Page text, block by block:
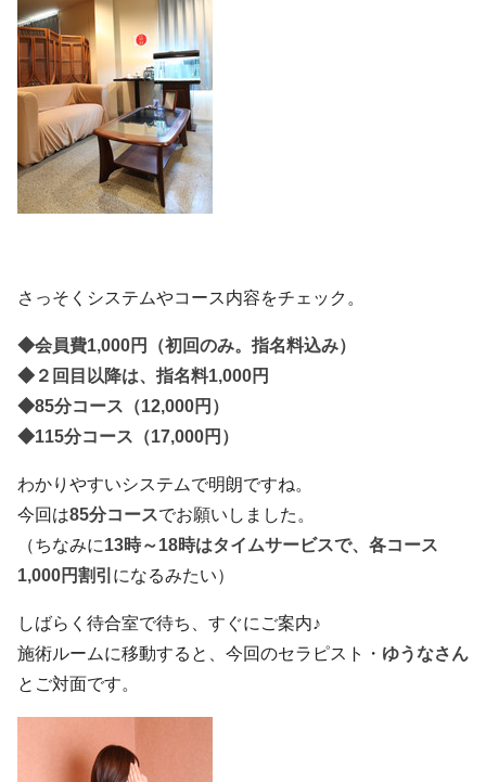
さっそくシステムやコース内容をチェック。
◆会員費1,000円（初回のみ。指名料込み）
◆２回目以降は、指名料1,000円
◆85分コース（12,000円）
◆115分コース（17,000円）
わかりやすいシステムで明朗ですね。
今回は85分コースでお願いしました。
（ちなみに13時～18時はタイムサービスで、各コース
1,000円割引 になるみたい）
しばらく待合室で待ち、すぐにご案内♪
施術ルームに移動すると、今回のセラピスト・ ゆうなさん
とご対面です。